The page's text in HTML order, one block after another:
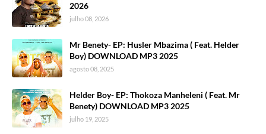
2026
julho 08, 2026
Mr Benety- EP: Husler Mbazima ( Feat. Helder
Boy) DOWNLOAD MP3 2025
agosto 08, 2025
Helder Boy- EP: Thokoza Manheleni ( Feat. Mr
Benety) DOWNLOAD MP3 2025
julho 19, 2025